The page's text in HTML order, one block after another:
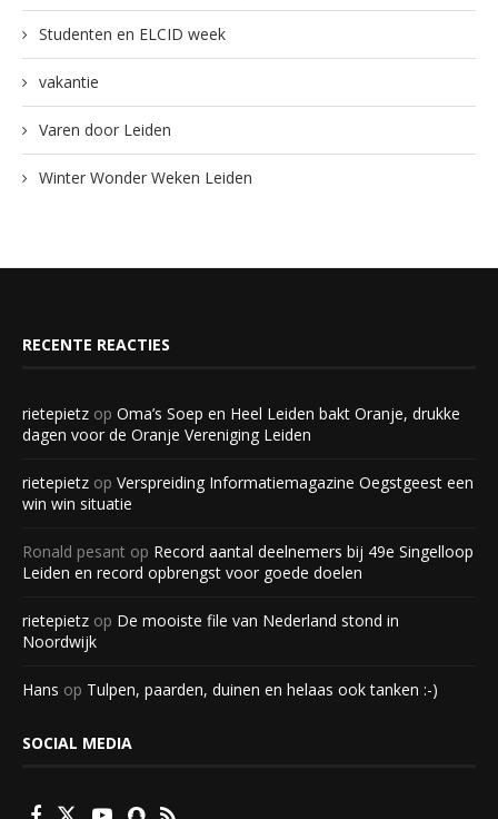
Studenten en ELCID week
vakantie
Varen door Leiden
Winter Wonder Weken Leiden
RECENTE REACTIES
rietepietz op Oma’s Soep en Heel Leiden bakt Oranje, drukke
dagen voor de Oranje Vereniging Leiden
rietepietz op Verspreiding Informatiemagazine Oegstgeest een
win win situatie
Ronald pesant op Record aantal deelnemers bij 49e Singelloop
Leiden en record opbrengst voor goede doelen
rietepietz op De mooiste file van Nederland stond in
Noordwijk
Hans op Tulpen, paarden, duinen en helaas ook tanken :-)
SOCIAL MEDIA